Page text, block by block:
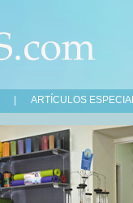
ARTÍCULOS